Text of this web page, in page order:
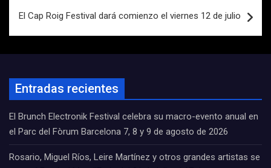
El Cap Roig Festival dará comienzo el viernes 12 de julio
Entradas recientes
El Brunch Electronik Festival celebra su macro-evento anual en
el Parc del Fòrum Barcelona 7, 8 y 9 de agosto de 2026
Rosario, Miguel Ríos, Leire Martínez y otros grandes artistas se